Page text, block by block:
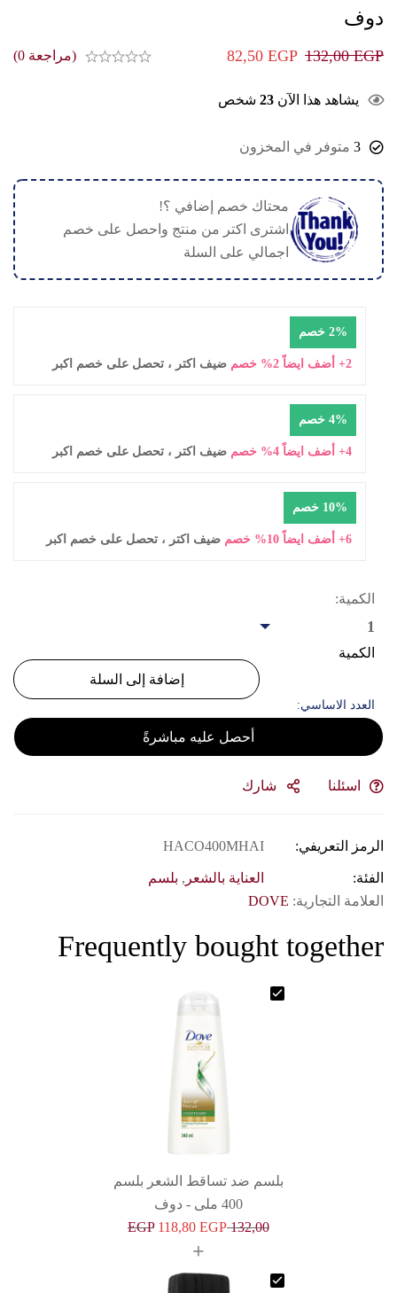
دوف
132,00EGP
82,50EGP (مراجعة 0)
يشاهد هذا الآن23شخص
3 متوفر في المخزون
محتاك خصم إضافي ؟!
اشترى اكتر من منتج واحصل على خصم
اجمالي على السلة
2% خصم
ضيف اكتر ، تحصل على خصم اكبر
4% خصم
ضيف اكتر ، تحصل على خصم اكبر
10% خصم
ضيف اكتر ، تحصل على خصم اكبر
الكمية:
الكمية
العدد الاساسي:
إضافة إلى السلة
أحصل عليه مباشرةً
اسئلنا شارك
الرمز التعريفي: HACO400MHAI
الفئة: العناية بالشعر,بلسم
العلامة التجارية:DOVE
Frequently bought together
بلسم ضد تساقط الشعر بلسم
400 ملى - دوف
132,00
EGP 118,80EGP